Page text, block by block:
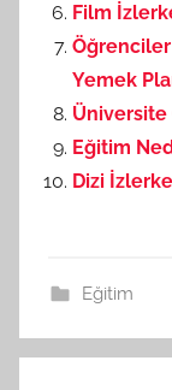
Film
Yemek
Üniversite
Eğitim
Dizi
Eğitim